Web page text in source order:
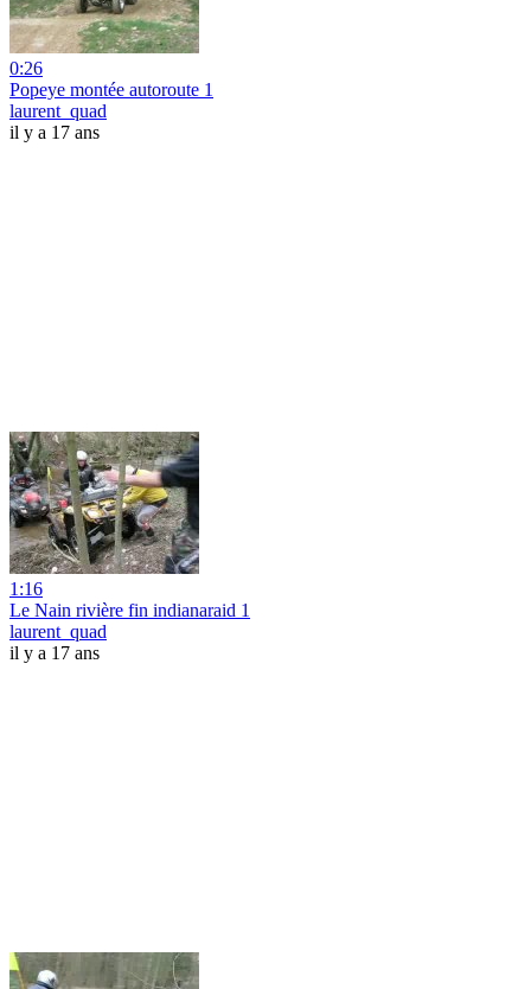
0:26
Popeye montée autoroute 1
laurent_quad
il y a 17 ans
1:16
Le Nain rivière fin indianaraid 1
laurent_quad
il y a 17 ans